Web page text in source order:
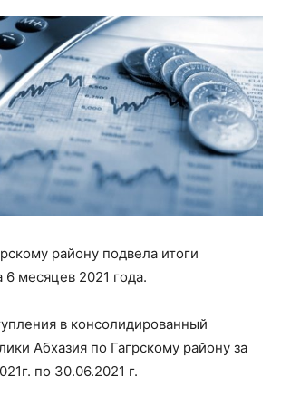
району подвела итоги
6 месяцев 2021 года.
в консолидированный
Абхазия по Гагрскому району за
по 30.06.2021 г.